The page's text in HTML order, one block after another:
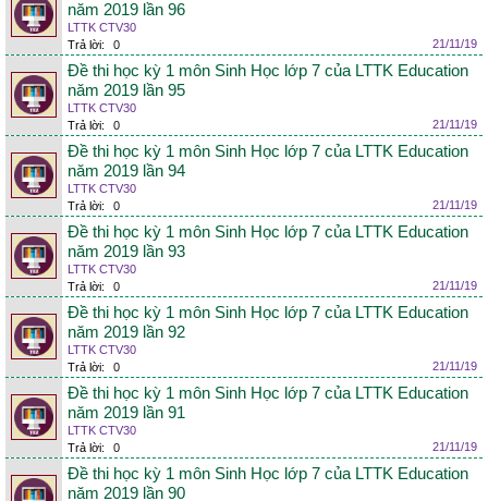
năm 2019 lần 96
LTTK CTV30
Trả lời:
0 21/11/19
Đề thi học kỳ 1 môn Sinh Học lớp 7 của LTTK Education
năm 2019 lần 95
LTTK CTV30
Trả lời:
0 21/11/19
Đề thi học kỳ 1 môn Sinh Học lớp 7 của LTTK Education
năm 2019 lần 94
LTTK CTV30
Trả lời:
0 21/11/19
Đề thi học kỳ 1 môn Sinh Học lớp 7 của LTTK Education
năm 2019 lần 93
LTTK CTV30
Trả lời:
0 21/11/19
Đề thi học kỳ 1 môn Sinh Học lớp 7 của LTTK Education
năm 2019 lần 92
LTTK CTV30
Trả lời:
0 21/11/19
Đề thi học kỳ 1 môn Sinh Học lớp 7 của LTTK Education
năm 2019 lần 91
LTTK CTV30
Trả lời:
0 21/11/19
Đề thi học kỳ 1 môn Sinh Học lớp 7 của LTTK Education
năm 2019 lần 90